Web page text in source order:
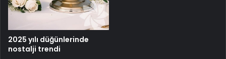
2025 yılı düğünlerinde
nostalji trendi